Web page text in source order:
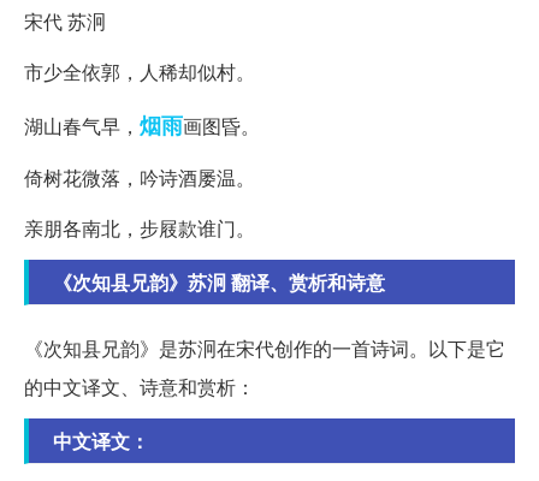
宋代 苏泂
市少全依郭，人稀却似村。
湖山春气早， 烟雨画图昏。
倚树花微落，吟诗酒屡温。
亲朋各南北，步屐款谁门。
《次知县兄韵》苏泂 翻译、赏析和诗意
《次知县兄韵》是苏泂在宋代创作的一首诗词。以下是它
的中文译文、诗意和赏析：
中文译文：